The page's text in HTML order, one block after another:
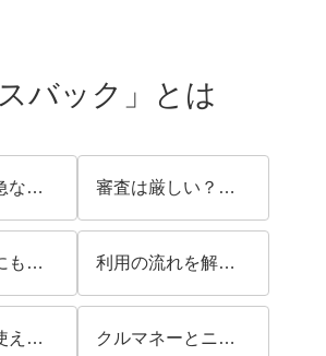
バック」とは
即現金化！急な資金繰りにリースバックが選ばれる4つのポイント 審査は厳しい？独自基準のカーリースバックが選ばれる理由
車検代を誰にも頼れないときの対処法 利用の流れを解説｜スマホ完結の申し込み方法
古い車でも使える？ クルマネーとニコノリを比較！どちらを選ぶべき